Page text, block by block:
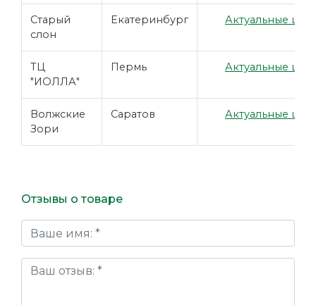
Старый
слон
Екатеринбург Актуальные
ТЦ
"ИОЛЛА"
Пермь Актуальные
Волжские
Зори
Саратов Актуальные
Отзывы о товаре